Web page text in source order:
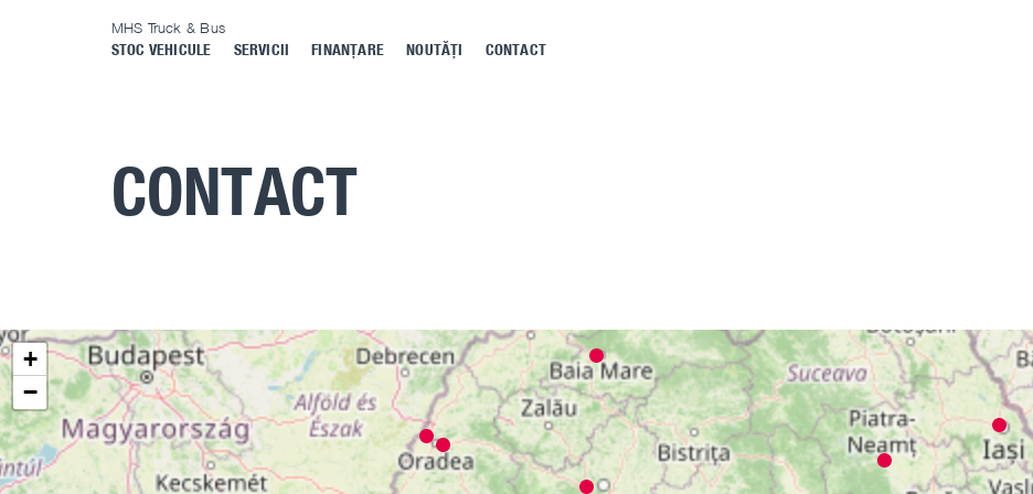
MHS Truck & Bus
STOC VEHICULE SERVICII FINANȚARE NOUTĂȚI CONTACT
CONTACT
+
−